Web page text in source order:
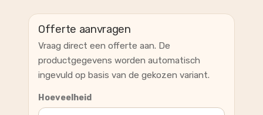
Offerte aanvragen
Vraag direct een offerte aan. De
productgegevens worden automatisch
ingevuld op basis van de gekozen variant.
Hoeveelheid